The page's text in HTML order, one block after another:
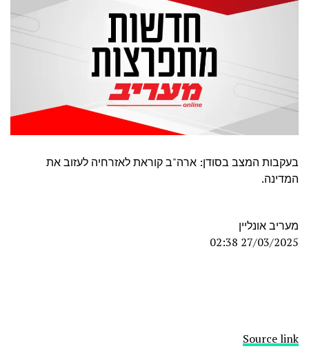
בעקבות המצב בסודן: ארה"ב קוראת לאזרחיה לעזוב את
המדינה.
מעריב אונליין
27/03/2025 02:38
Source link